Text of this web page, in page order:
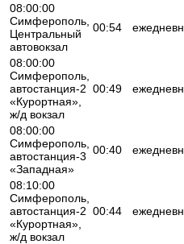
08:00:00
Симферополь,
Центральный
автовокзал
00:54
08:00:00
Симферополь,
автостанция-2
«Курортная»,
ж/д вокзал
00:49
08:00:00
Симферополь,
автостанция-3
«Западная»
00:40
08:10:00
Симферополь,
автостанция-2
«Курортная»,
ж/д вокзал
00:44